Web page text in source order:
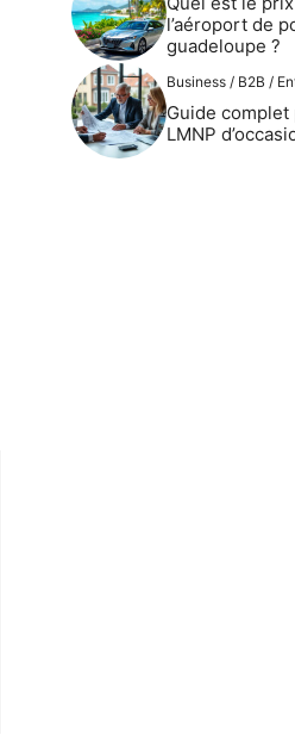
l’aéroport de
guadeloupe ?
Business / B2B /
Guide
LMNP